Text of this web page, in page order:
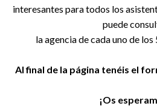
interesantes para todos los
puede
la agencia de cada uno de los
Al final de la página tenéis el
¡Os